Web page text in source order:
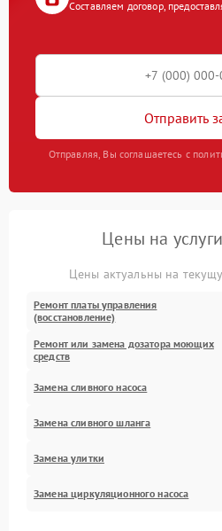
Составляем договор,
Отправить
Отправляя, Вы соглашаетесь с
Цены на
Цены актуальны на
Ремонт платы управления
(восстановление)
Ремонт или замена дозатора моющих
средств
Замена сливного насоса
Замена сливного шланга
Замена улитки
Замена циркуляционного насоса